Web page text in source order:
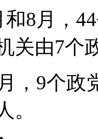
和8月，
关由7个
，9个
。